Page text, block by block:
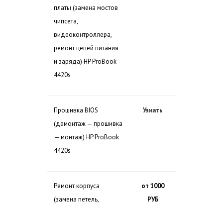
платы (замена мостов
чипсета,
видеоконтроллера,
ремонт цепей питания
и заряда) HP ProBook
4420s
Прошивка BIOS
(демонтаж — прошивка
— монтаж) HP ProBook
4420s
Узнать
Ремонт корпуса
(замена петель,
от 1000
РУБ